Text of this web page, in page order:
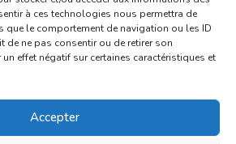
à ces technologies nous permettra de
que le comportement de navigation ou les ID
de ne pas consentir ou de retirer son
effet négatif sur certaines caractéristiques et
Accepter
14 septembre :
:pharmacie